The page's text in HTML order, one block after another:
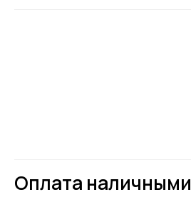
Оплата наличными